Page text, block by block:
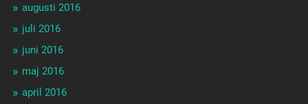
augusti 2016
juli 2016
juni 2016
maj 2016
april 2016